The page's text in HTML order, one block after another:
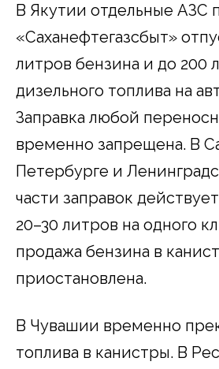
В Якутии отдельные АЗС
«Саханефтегазсбыт»
литров бензина и до 200
дизельного топлива на
Заправка любой
временно запрещена. В
Петербурге и
части заправок
20–30 литров на одного
продажа бензина в
приостановлена.
В Чувашии временно
топлива в канистры. В